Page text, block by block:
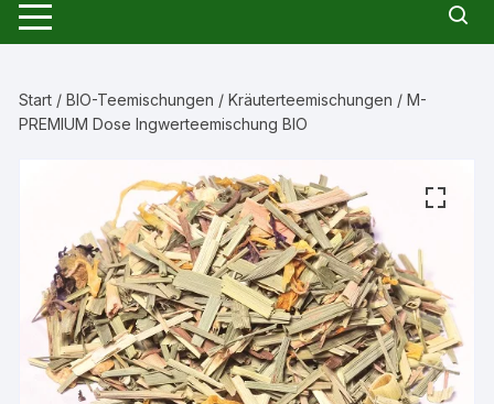
Start /BIO-Teemischungen /Kräuterteemischungen / M-
PREMIUM Dose Ingwerteemischung BIO